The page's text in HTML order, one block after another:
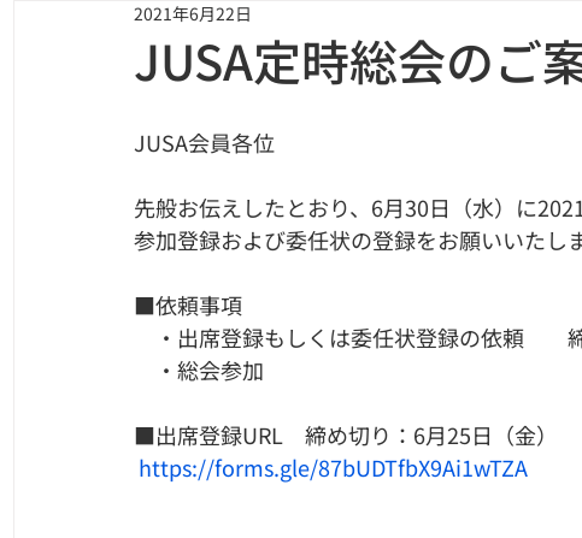
JUSA定時総会のご
2021年6月22日
JUSA会員各位
先般お伝えしたとおり、6月30日（水）に
参加登録および委任状の登録をお願いいたし
■依頼事項
・出席登録もしくは委任状登録の依頼　　
・総会参加
■出席登録URL　締め切り：6月25日（金）
https://forms.gle/87bUDTfbX9Ai1wTZA